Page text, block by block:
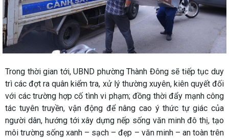
Trong thời gian tới, UBND phường Thành Đông sẽ tiếp tục duy
trì các đợt ra quân kiểm tra, xử lý thường xuyên, kiên quyết đối
với các trường hợp cố tình vi phạm; đồng thời đẩy mạnh công
tác tuyên truyền, vận động để nâng cao ý thức tự giác của
người dân, hướng tới xây dựng nếp sống văn minh đô thị, tạo
môi trường sống xanh – sạch – đẹp – văn minh – an toàn trên